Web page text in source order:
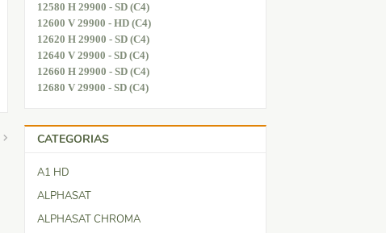
12580 H 29900 - SD (C4)
12600 V 29900 - HD (C4)
12620 H 29900 - SD (C4)
12640 V 29900 - SD (C4)
12660 H 29900 - SD (C4)
12680 V 29900 - SD (C4)
CATEGORIAS
A1 HD
ALPHASAT
ALPHASAT CHROMA